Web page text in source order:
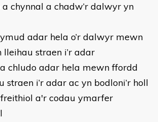
chynnal a chadw’r dalwyr yn
adar hela o’r dalwyr mewn
lleihau straen i’r adar
chludo adar hela mewn ffordd
straen i’r adar ac yn bodloni’r holl
a'r codau ymarfer